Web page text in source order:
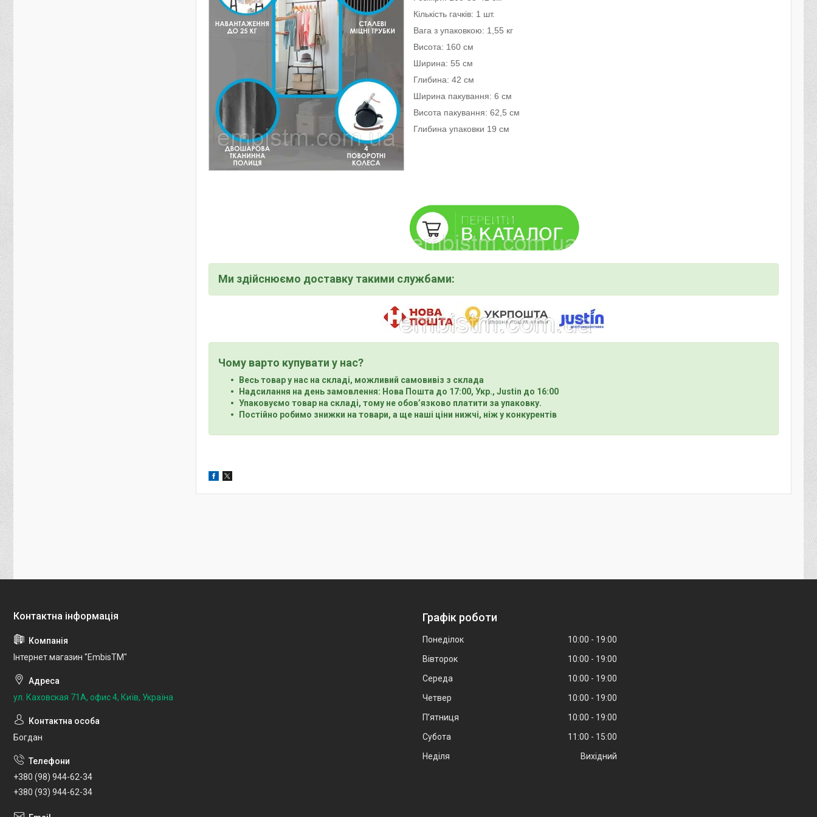
Кількість гачків: 1 шт.
Вага з упаковкою: 1,55 кг
Висота: 160 см
Ширина: 55 см
Глибина: 42 см
Ширина пакування: 6 см
Висота пакування: 62,5 см
Глибина упаковки 19 см
Ми здійснюємо доставку такими службами:
Чому варто купувати у нас?
Весь товар у нас на складі, можливий самовивіз з склада
Надсилання на день замовлення: Нова Пошта до 17:00, Укр., Justin до 16:00
Упаковуємо товар на складі, тому не обов’язково платити за упаковку.
Постійно робимо знижки на товари, а ще наші ціни нижчі, ніж у конкурентів
Інтернет магазин "EmbisTM"
ул. Каховская 71А, офис 4, Київ, Україна
Богдан
+380 (98) 944-62-34
+380 (93) 944-62-34
Графік роботи
Понеділок 10:00
19:00
Вівторок
10:00
19:00
Середа
10:00
19:00
Четвер
10:00
19:00
Пʼятниця
10:00
19:00
Субота
11:00
15:00
Неділя
Вихідний